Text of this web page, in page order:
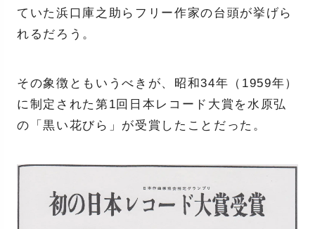
ていた浜口庫之助らフリー作家の台頭が挙げら
れるだろう。
その象徴ともいうべきが、昭和34年（1959年）
に制定された第1回日本レコード大賞を水原弘
の「黒い花びら」が受賞したことだった。